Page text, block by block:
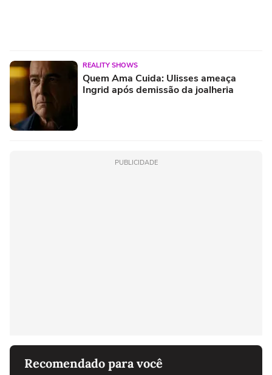
REALITY SHOWS
Quem Ama Cuida: Ulisses ameaça
Ingrid após demissão da joalheria
PUBLICIDADE
Recomendado para você